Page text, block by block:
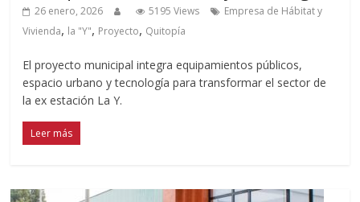
26 enero, 2026 5195 Views
Empresa de Hábitat y
Vivienda, la "Y", Proyecto, Quitopía
El proyecto municipal integra equipamientos públicos,
espacio urbano y tecnología para transformar el sector de
la ex estación La Y.
Leer más